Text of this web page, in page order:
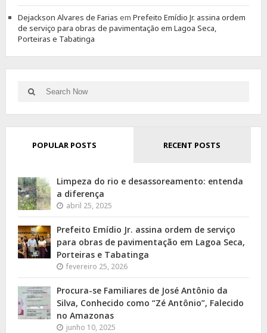
Dejackson Alvares de Farias em Prefeito Emídio Jr. assina ordem
de serviço para obras de pavimentação em Lagoa Seca,
Porteiras e Tabatinga
Search
for:
Search
POPULAR POSTS RECENT POSTS
Limpeza do rio e desassoreamento: entenda
a diferença
abril 25, 2025
Prefeito Emídio Jr. assina ordem de serviço
para obras de pavimentação em Lagoa Seca,
Porteiras e Tabatinga
fevereiro 25, 2026
Procura-se Familiares de José Antônio da
Silva, Conhecido como “Zé Antônio”, Falecido
no Amazonas
junho 10, 2025